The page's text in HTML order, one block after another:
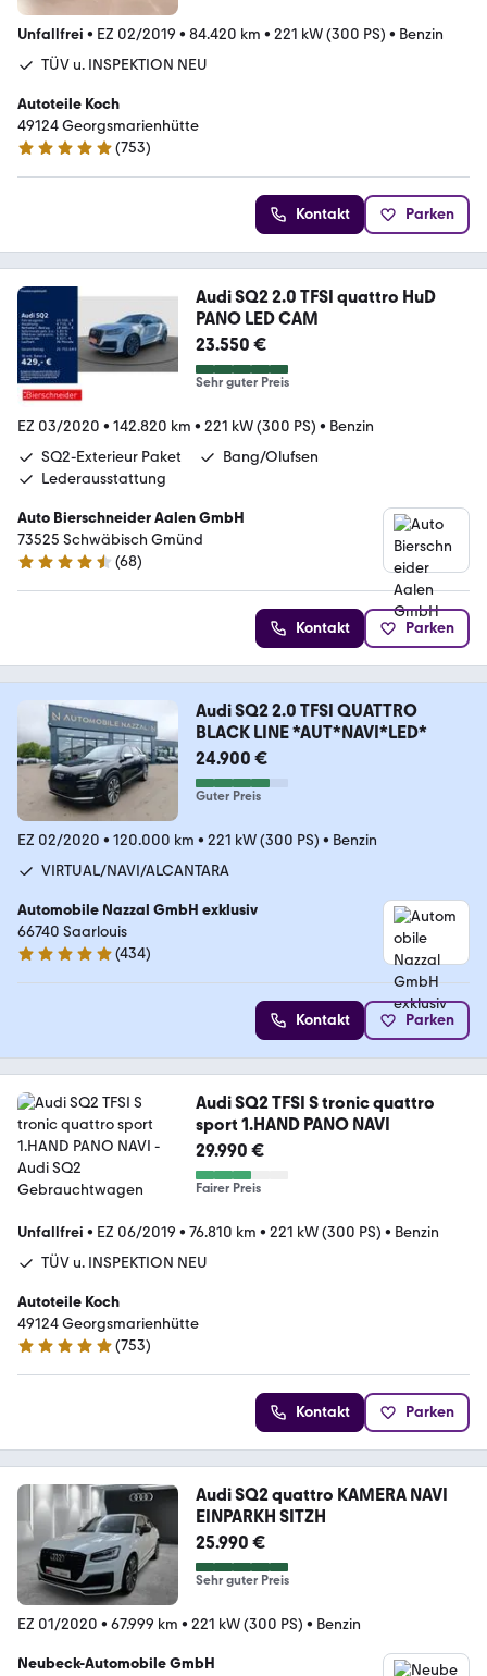
Unfallfrei • EZ 02/2019 • 84.420 km • 221 kW (300 PS) • Benzin
TÜV u. INSPEKTION NEU
Autoteile Koch
49124 Georgsmarienhütte
4.9 Sterne
(753)
Kontakt Parken
Audi SQ2 2.0 TFSI quattro HuD
PANO LED CAM
23.550 €
Sehr guter Preis
EZ 03/2020 • 142.820 km • 221 kW (300 PS) • Benzin
SQ2-Exterieur Paket
Bang/Olufsen
Lederausstattung
Auto Bierschneider Aalen GmbH
73525 Schwäbisch Gmünd
4.4 Sterne
(68)
Kontakt Parken
Audi SQ2 2.0 TFSI QUATTRO
BLACK LINE *AUT*NAVI*LED*
24.900 €
Guter Preis
EZ 02/2020 • 120.000 km • 221 kW (300 PS) • Benzin
VIRTUAL/NAVI/ALCANTARA
Automobile Nazzal GmbH exklusiv
66740 Saarlouis
4.8 Sterne
(434)
Kontakt Parken
Audi SQ2 TFSI S tronic quattro
sport 1.HAND PANO NAVI
29.990 €
Fairer Preis
Unfallfrei • EZ 06/2019 • 76.810 km • 221 kW (300 PS) • Benzin
TÜV u. INSPEKTION NEU
Autoteile Koch
49124 Georgsmarienhütte
4.9 Sterne
(753)
Kontakt Parken
Audi SQ2 quattro KAMERA NAVI
EINPARKH SITZH
25.990 €
Sehr guter Preis
EZ 01/2020 • 67.999 km • 221 kW (300 PS) • Benzin
Neubeck-Automobile GmbH